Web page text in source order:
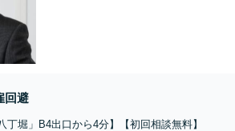
回避
丁堀」B4出口から4分】【初回相談無料】